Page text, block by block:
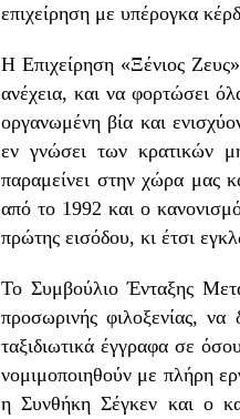
επιχείρηση με υπέρογκα
Η Επιχείρηση «Ξένιος
ανέχεια, και να φορτώσει
οργανωμένη βία και
εν γνώσει των κρατικών
παραμείνει στην χώρα μας
από το 1992 και ο
πρώτης εισόδου, κι έτσι
Το Συμβούλιο Ένταξης
προσωρινής φιλοξενίας,
ταξιδιωτικά έγγραφα σε
νομιμοποιηθούν με πλήρη
η Συνθήκη Σέγκεν και ο